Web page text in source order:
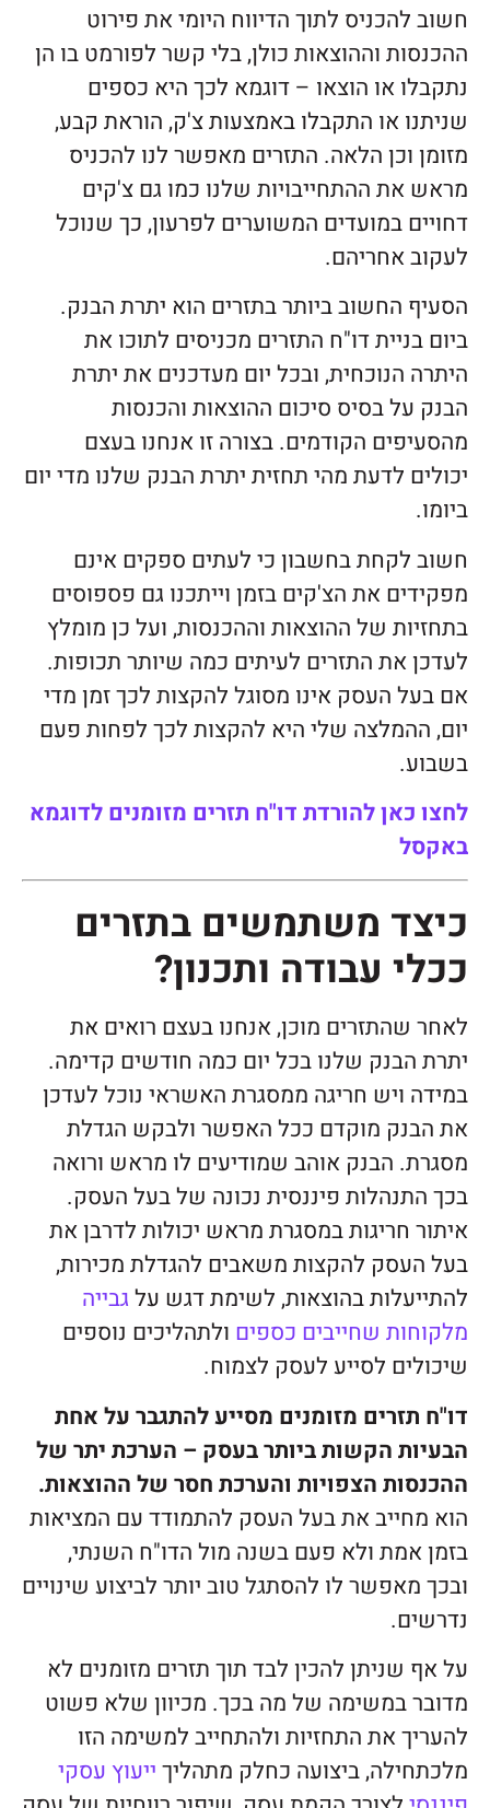
חשוב להכניס לתוך הדיווח היומי את פירוט
ההכנסות וההוצאות כולן, בלי קשר לפורמט בו הן
נתקבלו או הוצאו – דוגמא לכך היא כספים
שניתנו או התקבלו באמצעות צ'ק, הוראת קבע,
מזומן וכן הלאה. התזרים מאפשר לנו להכניס
מראש את ההתחייבויות שלנו כמו גם צ'קים
דחויים במועדים המשוערים לפרעון, כך שנוכל
לעקוב אחריהם.
הסעיף החשוב ביותר בתזרים הוא יתרת הבנק.
ביום בניית דו"ח התזרים מכניסים לתוכו את
היתרה הנוכחית, ובכל יום מעדכנים את יתרת
הבנק על בסיס סיכום ההוצאות והכנסות
מהסעיפים הקודמים. בצורה זו אנחנו בעצם
יכולים לדעת מהי תחזית יתרת הבנק שלנו מדי יום
ביומו.
חשוב לקחת בחשבון כי לעתים ספקים אינם
מפקידים את הצ'קים בזמן וייתכנו גם פספוסים
בתחזיות של ההוצאות וההכנסות, ועל כן מומלץ
לעדכן את התזרים לעיתים כמה שיותר תכופות.
אם בעל העסק אינו מסוגל להקצות לכך זמן מדי
יום, ההמלצה שלי היא להקצות לכך לפחות פעם
בשבוע.
לחצו כאן להורדת דו"ח תזרים מזומנים לדוגמא
באקסל
כיצד משתמשים בתזרים
ככלי עבודה ותכנון?
לאחר שהתזרים מוכן, אנחנו בעצם רואים את
יתרת הבנק שלנו בכל יום כמה חודשים קדימה.
במידה ויש חריגה ממסגרת האשראי נוכל לעדכן
את הבנק מוקדם ככל האפשר ולבקש הגדלת
מסגרת. הבנק אוהב שמודיעים לו מראש ורואה
בכך התנהלות פיננסית נכונה של בעל העסק.
איתור חריגות במסגרת מראש יכולות לדרבן את
בעל העסק להקצות משאבים להגדלת מכירות,
להתייעלות בהוצאות, לשימת דגש עלגבייה
מלקוחות שחייבים כספים ולתהליכים נוספים
שיכולים לסייע לעסק לצמוח.
דו"ח תזרים מזומנים מסייע להתגבר על אחת
הבעיות הקשות ביותר בעסק – הערכת יתר של
ההכנסות הצפויות והערכת חסר של ההוצאות.
הוא מחייב את בעל העסק להתמודד עם המציאות
בזמן אמת ולא פעם בשנה מול הדו"ח השנתי,
ובכך מאפשר לו להסתגל טוב יותר לביצוע שינויים
נדרשים.
על אף שניתן להכין לבד תוך תזרים מזומנים לא
מדובר במשימה של מה בכך. מכיוון שלא פשוט
להעריך את התחזיות ולהתחייב למשימה הזו
מלכתחילה, ביצועה כחלק מתהליךייעוץ עסקי